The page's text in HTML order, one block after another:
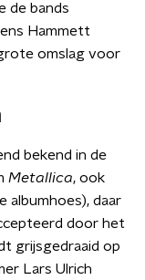
de bands
Hammett
omslag voor
bekend in de
Metallica, ook
albumhoes), daar
door het
grijsgedraaid op
Lars Ulrich